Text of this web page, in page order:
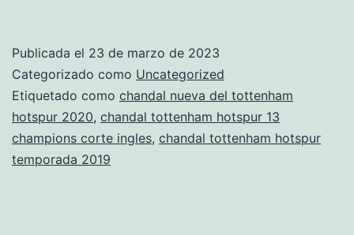
para
colorear
Publicada el 23 de marzo de 2023
Categorizado como Uncategorized
Etiquetado como chandal nueva del tottenham
hotspur 2020, chandal tottenham hotspur 13
champions corte ingles, chandal tottenham hotspur
temporada 2019